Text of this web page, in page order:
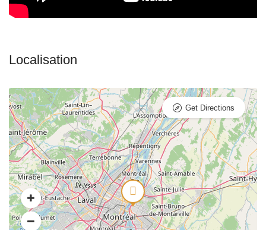
Get Directions